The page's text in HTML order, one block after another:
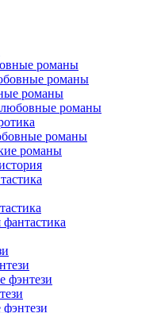
романы
романы
романы
романы
романы
романы
фэнтези